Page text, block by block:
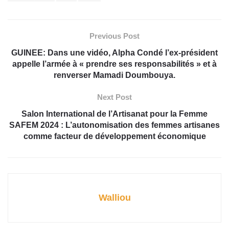
Previous Post
GUINEE: Dans une vidéo, Alpha Condé l’ex-président
appelle l’armée à « prendre ses responsabilités » et à
renverser Mamadi Doumbouya.
Next Post
Salon International de l’Artisanat pour la Femme
SAFEM 2024 : L’autonomisation des femmes artisanes
comme facteur de développement économique
Walliou